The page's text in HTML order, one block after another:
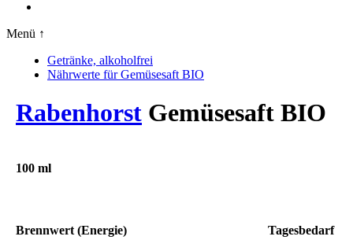
Menü ↑
Getränke, alkoholfrei
Nährwerte für Gemüsesaft BIO
Rabenhorst Gemüsesaft BIO
100 ml
Brennwert (Energie) Tagesbedarf